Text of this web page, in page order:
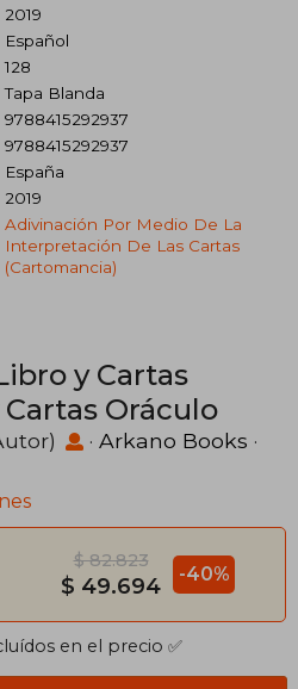
2019
Español
128
Tapa Blanda
9788415292937
9788415292937
España
2019
Adivinación Por Medio De La
Interpretación De Las Cartas
(cartomancia)
y Cartas
Oráculo
· Arkano Books ·
$ 82.823
$ 49.694 -40%
en el precio ✅